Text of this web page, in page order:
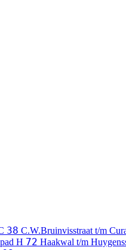
38 C.W.Bruinvisstraat t/m
H 72 Haakwal t/m